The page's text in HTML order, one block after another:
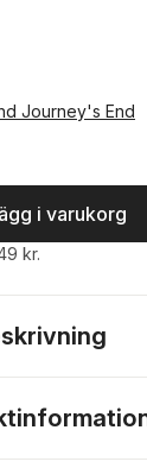
Journey's End
i varukorg
kr.